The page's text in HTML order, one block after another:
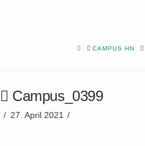
HOMECAMPUS HN
Campus_0399
27. April 2021